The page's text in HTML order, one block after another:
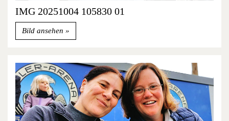
IMG 20251004 105830 01
Bild ansehen